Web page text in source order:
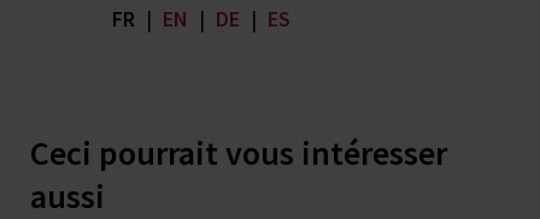
FR | EN | DE | ES
Ceci pourrait vous intéresser
aussi